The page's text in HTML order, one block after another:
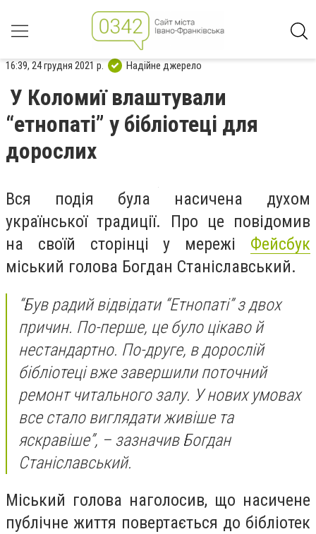
16:39, 24 грудня 2021 р. Надійне джерело
У Коломиї влаштували
“етнопаті” у бібліотеці для
дорослих
Вся подія була насичена духом
української традиції. Про це повідомив
на своїй сторінці у мережі Фейсбук
міський голова Богдан Станіславський.
“Був радий відвідати “Етнопаті” з двох
причин. По-перше, це було цікаво й
нестандартно. По-друге, в дорослій
бібліотеці вже завершили поточний
ремонт читального залу. У нових умовах
все стало виглядати живіше та
яскравіше”, – зазначив Богдан
Станіславський.
Міський голова наголосив, що насичене
публічне життя повертається до бібліотек